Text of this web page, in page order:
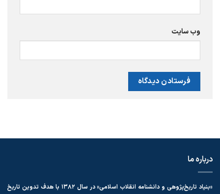
وب‌ سایت
درباره ما
«بنیاد تاریخ‌پژوهی و دانشنامه انقلاب اسلامی»
در سال ۱۳۸۲ با هدف تدوین تاریخ